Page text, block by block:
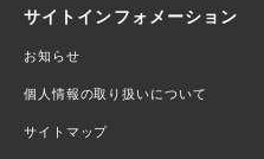
サイトインフォメーション
お知らせ
個人情報の取り扱いについて
サイトマップ